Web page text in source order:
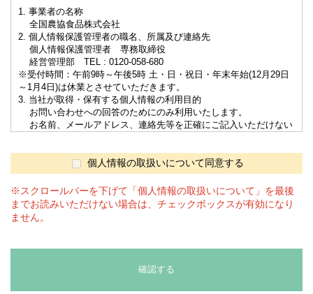
1. 事業者の名称
全国農協食品株式会社
2. 個人情報保護管理者の職名、所属及び連絡先
個人情報保護管理者 専務取締役
経営管理部 TEL : 0120-058-680
※受付時間：午前9時～午後5時 土・日・祝日・年末年始(12月29日
～1月4日)は休業とさせていただきます。
3. 当社が取得・保有する個人情報の利用目的
お問い合わせへの回答のためにのみ利用いたします。
お名前、メールアドレス、連絡先等を正確にご記入いただけない
当サイトでは、第三者に提供することはありません。
5. 個人情報の委託
上記3.の利用目的を達成するため、委託する場合があります。委
託先とは「情報漏洩防止に関する契約書」を交わし、委託する個人
情報の安全管理が図られるよう、委託先に対する必要、かつ、適切
な監督を行ないます。
当社では取得した個人情報について、本人または代理人からの利
用目的の通知、開示、訂正、追加又は削除、利用の停止、消去及び
第三者への提供の停止の求めに応じます。
個人情報の取扱いについて同意する
※スクロールバーを下げて「個人情報の取扱いについて」を最後
までお読みいただけない場合は、チェックボックスが有効になり
ません。
確認する